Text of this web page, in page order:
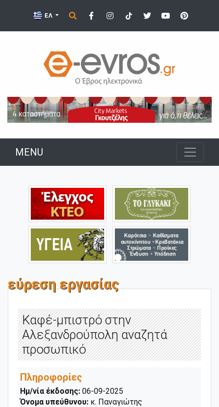
ΕΛ
MENU
εύρεση εργασίας
Καφέ-μπιστρό στην
Αλεξανδρούπολη αναζητά
προσωπικό
Πληροφορίες
Ημ/νία έκδοσης: 06-09-2025
Όνομα υπεύθυνου: κ. Παναγιώτης